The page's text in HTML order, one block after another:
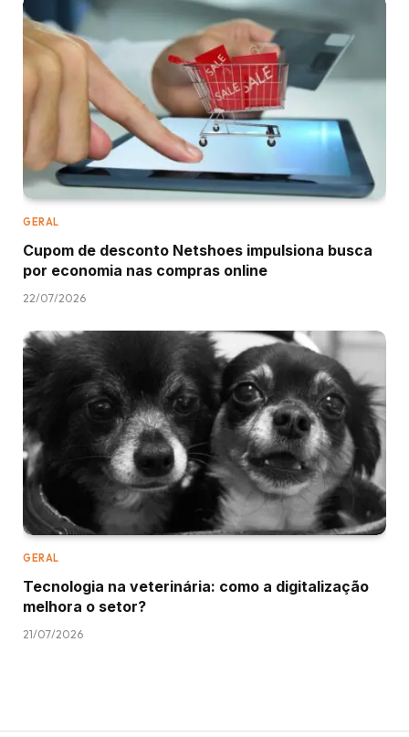
GERAL
Cupom de desconto Netshoes impulsiona busca
por economia nas compras online
22/07/2026
GERAL
Tecnologia na veterinária: como a digitalização
melhora o setor?
21/07/2026